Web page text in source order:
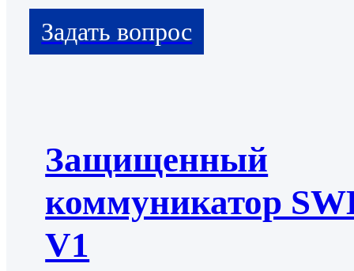
Защищенный
коммуникатор
V1